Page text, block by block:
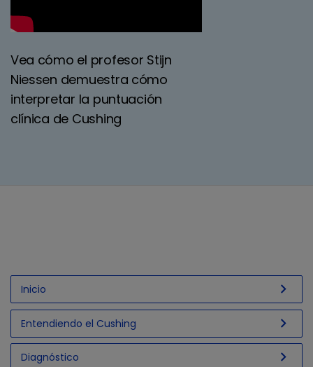
Vea cómo el profesor Stijn
Niessen demuestra cómo
interpretar la puntuación
clínica de Cushing
Inicio chevron_right
Entendiendo el Cushing chevron_right
Diagnóstico chevron_right